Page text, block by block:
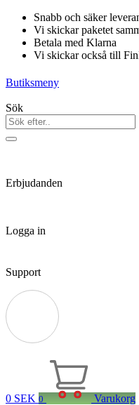
Hoppa
innehåll
Snabb och säker
Vi skickar paketet
Betala med Klarna
Vi skickar också till
Butiksmeny
Sök
Erbjudanden
Logga in
Support
0 SEK 0 Varukorg